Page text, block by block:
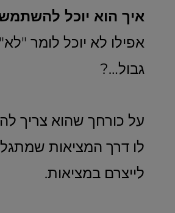
איך הוא יוכל
אפילו לא יוכל לומר
גבול…?
על כורחך שהוא צריך
לו דרך המציאות
לייצרם במציאות.